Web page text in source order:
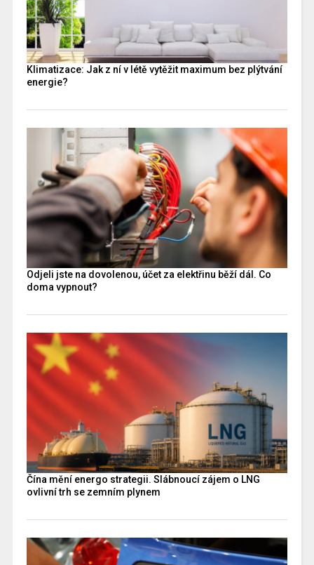
Klimatizace: Jak z ní v létě vytěžit maximum bez plýtvání
energie?
Odjeli jste na dovolenou, účet za elektřinu běží dál. Co
doma vypnout?
Čína mění energo strategii. Slábnoucí zájem o LNG
ovlivní trh se zemním plynem